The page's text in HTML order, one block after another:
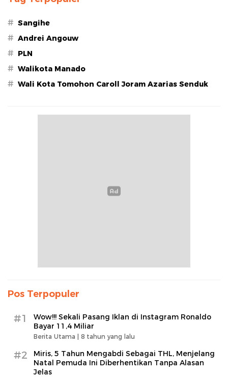
# Sangihe
# Andrei Angouw
# PLN
# Walikota Manado
# Wali Kota Tomohon Caroll Joram Azarias Senduk
Pos Terpopuler
#1
Wow!!! Sekali Pasang Iklan di Instagram Ronaldo
Bayar 11,4 Miliar
Berita Utama | 8 tahun yang lalu
#2
Miris, 5 Tahun Mengabdi Sebagai THL, Menjelang
Natal Pemuda Ini Diberhentikan Tanpa Alasan
Jelas